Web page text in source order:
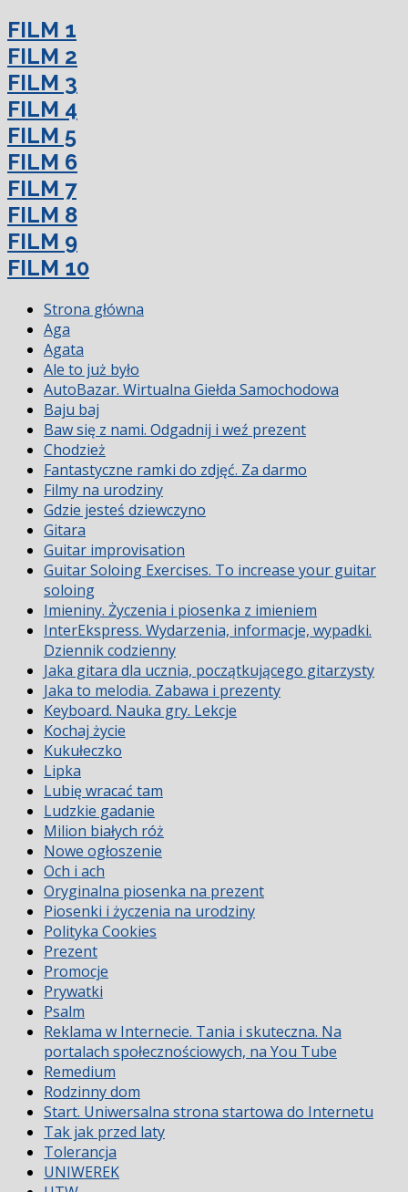
FILM 1
FILM 2
FILM 3
FILM 4
FILM 5
FILM 6
FILM 7
FILM 8
FILM 9
FILM 10
Strona główna
Aga
Agata
Ale to już było
AutoBazar. Wirtualna Giełda Samochodowa
Baju baj
Baw się z nami. Odgadnij i weź prezent
Chodzież
Fantastyczne ramki do zdjęć. Za darmo
Filmy na urodziny
Gdzie jesteś dziewczyno
Gitara
Guitar improvisation
Guitar Soloing Exercises. To increase your guitar
soloing
Imieniny. Życzenia i piosenka z imieniem
InterEkspress. Wydarzenia, informacje, wypadki.
Dziennik codzienny
Jaka gitara dla ucznia, początkującego gitarzysty
Jaka to melodia. Zabawa i prezenty
Keyboard. Nauka gry. Lekcje
Kochaj życie
Kukułeczko
Lipka
Lubię wracać tam
Ludzkie gadanie
Milion białych róż
Nowe ogłoszenie
Och i ach
Oryginalna piosenka na prezent
Piosenki i życzenia na urodziny
Polityka Cookies
Prezent
Promocje
Prywatki
Psalm
Reklama w Internecie. Tania i skuteczna. Na
portalach społecznościowych, na You Tube
Remedium
Rodzinny dom
Start. Uniwersalna strona startowa do Internetu
Tak jak przed laty
Tolerancja
UNIWEREK